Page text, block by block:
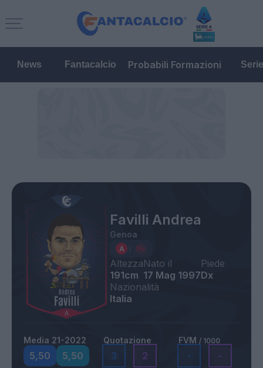
News Fantacalcio Probabili Formazioni
Favilli Andrea
Genoa
Altezza
191cm
Nato il
17 Mag 1997
Piede
Dx
Nazionalità
Italia
Media 21-2022
5,50 5,50
Quotazione
3 2
FVM / 1000
- -